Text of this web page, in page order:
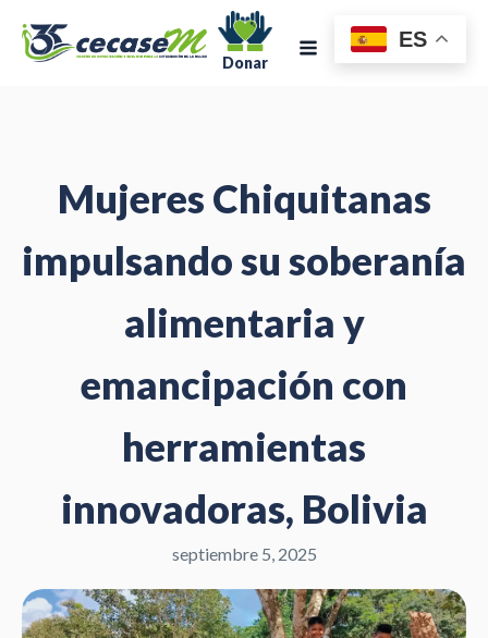
Donar
ES
Mujeres Chiquitanas
impulsando su soberanía
alimentaria y
emancipación con
herramientas
innovadoras, Bolivia
septiembre 5, 2025